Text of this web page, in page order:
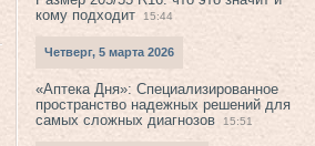
кому подходит
15:44
Четверг, 5 марта 2026
«Аптека Дня»: Специализированное
пространство надежных решений для
самых сложных диагнозов
15:51